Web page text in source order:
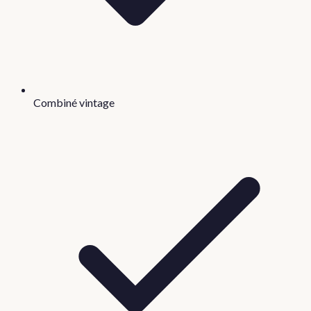
Combiné vintage